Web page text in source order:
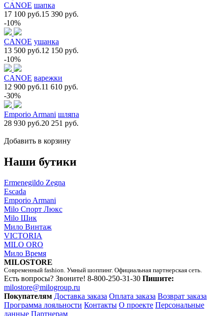
CANOE шапка
17 100 руб.15 390 руб.
-10%
CANOE ушанка
13 500 руб.12 150 руб.
-10%
CANOE варежки
12 900 руб.11 610 руб.
-30%
Emporio Armani шляпа
28 930 руб.20 251 руб.
Добавить в корзину
Наши бутики
Ermenegildo Zegna
Escada
Emporio Armani
Milo Спорт Люкс
Milo Шик
Мило Винтаж
VICTORIA
MILO ORO
Мило Время
MILOSTORE
Современный fashion. Умный шоппинг. Официальная партнерская сеть.
Есть вопросы? Звоните! 8-800-250-31-30 Пишите:
milostore@milogroup.ru
Покупателям Доставка заказа Оплата заказа Возврат заказа
Программа лояльности Контакты О проекте Персональные
данные Партнерам